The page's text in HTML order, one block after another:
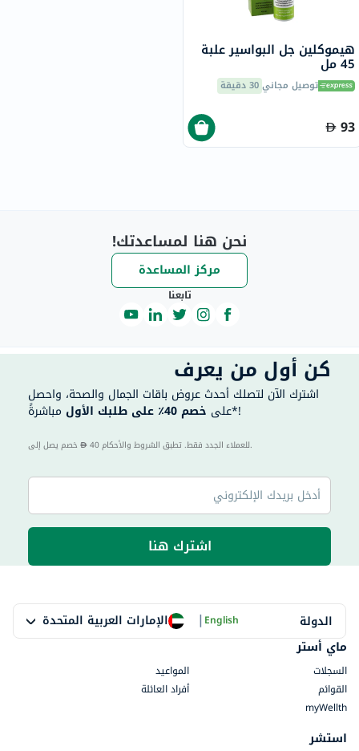
هيموكلين جل البواسير علبة
45 مل
توصيل مجاني30 دقيقة
93
نحن هنا لمساعدتك!
مركز المساعدة
تابعنا
كن أول من يعرف
اشترك الآن لتصلك أحدث عروض باقات الجمال والصحة، واحصل
على خصم 40٪ على طلبك الأول مباشرةً*!
40 للعملاء الجدد فقط. تطبق الشروط والأحكام.
اشترك هنا
الدولة الإمارات العربية المتحدة |English
ماي أستر
السجلات
المواعيد
القوائم
أفراد العائلة
myWellth
استشر